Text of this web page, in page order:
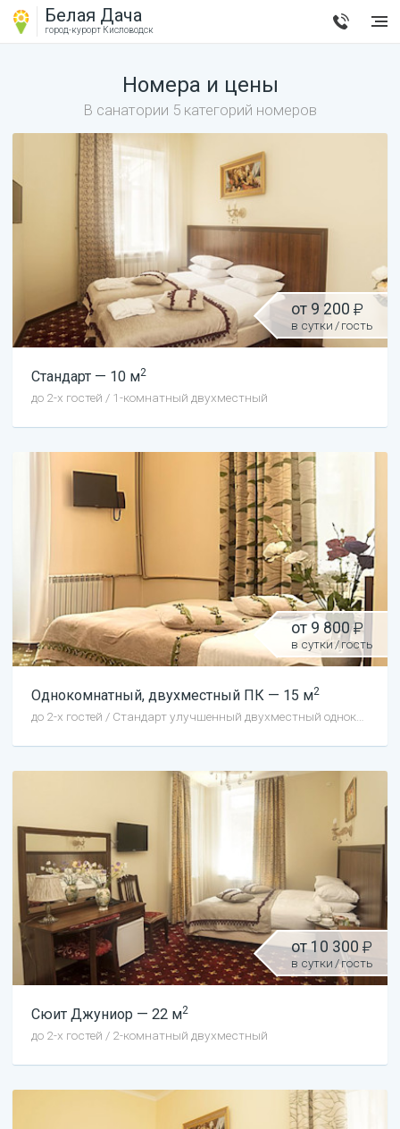
Белая Дача
город-курорт Кисловодск
Номера и цены
В санатории 5 категорий номеров
от 9 200
в сутки /гость
Стандарт — 10 м2
до 2-х гостей / 1-комнатный двухместный
от 9 800
в сутки /гость
Однокомнатный, двухместный ПК — 15 м2
до 2-х гостей / Стандарт улучшенный двухместный однокомнатный первая категория
от10 300
в сутки /гость
Сюит Джуниор — 22 м2
до 2-х гостей / 2-комнатный двухместный